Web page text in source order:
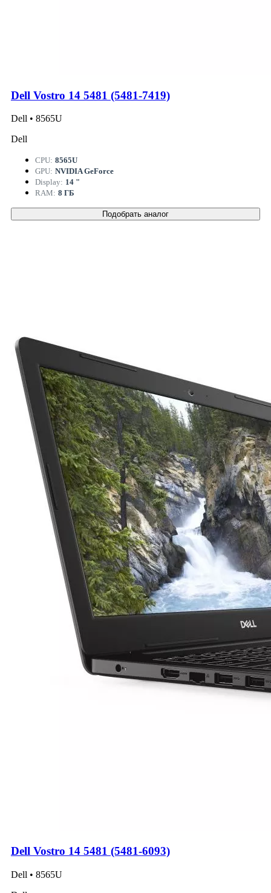
Dell Vostro 14 5481 (5481-7419)
Dell • 8565U
Dell
CPU: 8565U
GPU: NVIDIA GeForce
Display: 14 "
RAM: 8 ГБ
Подобрать аналог
Dell Vostro 14 5481 (5481-6093)
Dell • 8565U